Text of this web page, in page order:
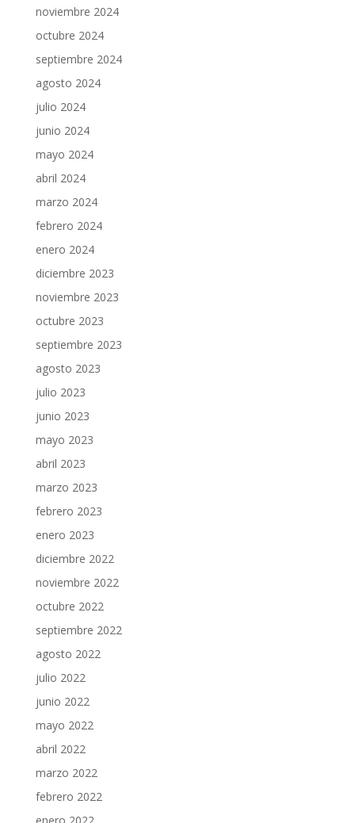
noviembre 2024
octubre 2024
septiembre 2024
agosto 2024
julio 2024
junio 2024
mayo 2024
abril 2024
marzo 2024
febrero 2024
enero 2024
diciembre 2023
noviembre 2023
octubre 2023
septiembre 2023
agosto 2023
julio 2023
junio 2023
mayo 2023
abril 2023
marzo 2023
febrero 2023
enero 2023
diciembre 2022
noviembre 2022
octubre 2022
septiembre 2022
agosto 2022
julio 2022
junio 2022
mayo 2022
abril 2022
marzo 2022
febrero 2022